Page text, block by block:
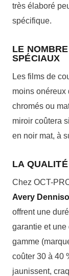
très élaboré
spécifique.
LE
SPÉCIAUX
Les films de
moins onéreux
chromés ou
miroir coûtera
en noir mat, à
LA
Chez OCT-
Avery
offrent une
garantie et
gamme
coûter 30 à 40
jaunissent,